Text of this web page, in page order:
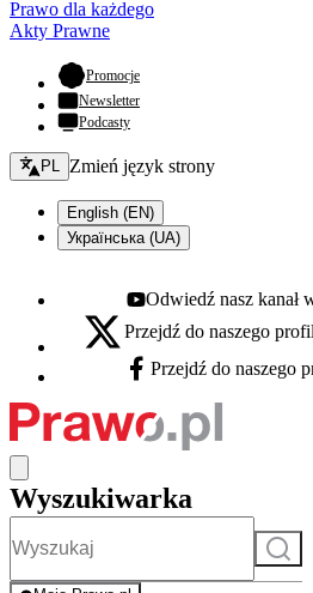
Prawo dla każdego
Akty Prawne
Promocje- otwiera się w nowej karcie
Newsletter
Podcasty
Zmień język - bieżący:
PL Zmień język strony
English (EN)
Українська (UA)
Youtube - otwiera się w nowej
Odwiedź nasz kanał
X - otwiera się w nowej karcie
Przejdź do naszego
Facebook - otwiera się w nowej
Przejdź do naszego
Wyszukiwarka
Szukaj